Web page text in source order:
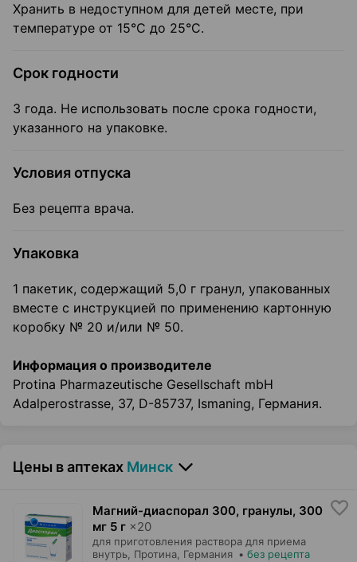
Хранить в недоступном для детей месте, при
температуре от 15°С до 25°С.
Срок годности
3 года. Не использовать после срока годности,
указанного на упаковке.
Условия отпуска
Без рецепта врача.
Упаковка
1 пакетик, содержащий 5,0 г гранул, упакованных
вместе с инструкцией по применению картонную
коробку № 20 и/или № 50.
Информация о производителе
Protina Pharmazeutische Gesellschaft mbH
Adalperostrasse, 37, D-85737, Ismaning, Германия.
Цены в аптеках Минск
Магний-диаспорал 300, гранулы, 300
мг 5 г ×20
для приготовления раствора для приема
внутрь, Протина, Германия • без рецепта